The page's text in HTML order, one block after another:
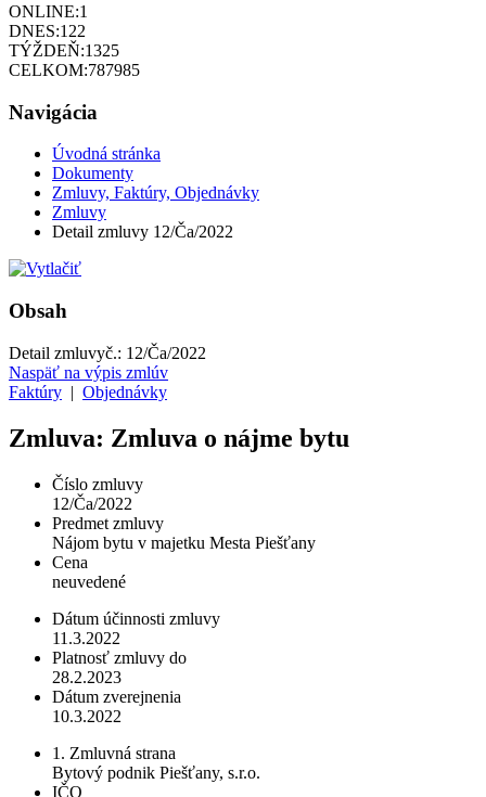
ONLINE:1
DNES:122
TÝŽDEŇ:1325
CELKOM:787985
Navigácia
Úvodná stránka
Dokumenty
Zmluvy, Faktúry, Objednávky
Zmluvy
Detail zmluvy 12/Ča/2022
Obsah
Detail zmluvyč.: 12/Ča/2022
Naspäť na výpis zmlúv
Faktúry | Objednávky
Zmluva: Zmluva o nájme bytu
Číslo zmluvy
12/Ča/2022
Predmet zmluvy
Nájom bytu v majetku Mesta Piešťany
Cena
neuvedené
Dátum účinnosti zmluvy
11.3.2022
Platnosť zmluvy do
28.2.2023
Dátum zverejnenia
10.3.2022
1. Zmluvná strana
Bytový podnik Piešťany, s.r.o.
IČO